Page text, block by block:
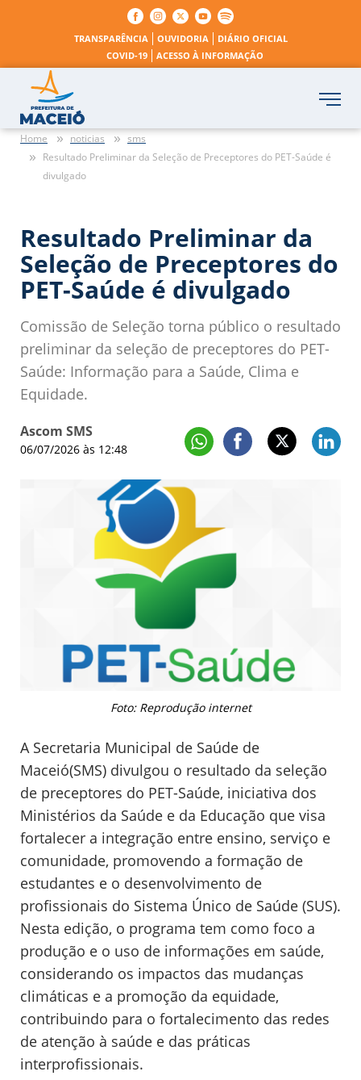
TRANSPARÊNCIA OUVIDORIA
DIÁRIO OFICIAL
COVID-19
ACESSO À INFORMAÇÃO
Home noticias
sms
Resultado Preliminar da Seleção de Preceptores do PET-Saúde é
divulgado
Resultado Preliminar da
Seleção de Preceptores do
PET-Saúde é divulgado
Comissão de Seleção torna público o resultado
preliminar da seleção de preceptores do PET-
Saúde: Informação para a Saúde, Clima e
Equidade.
Ascom SMS
06/07/2026 às 12:48
Foto: Reprodução internet
A Secretaria Municipal de Saúde de
Maceió(SMS) divulgou o resultado da seleção
de preceptores do PET-Saúde, iniciativa dos
Ministérios da Saúde e da Educação que visa
fortalecer a integração entre ensino, serviço e
comunidade, promovendo a formação de
estudantes e o desenvolvimento de
profissionais do Sistema Único de Saúde (SUS).
Nesta edição, o programa tem como foco a
produção e o uso de informações em saúde,
considerando os impactos das mudanças
climáticas e a promoção da equidade,
contribuindo para o fortalecimento das redes
de atenção à saúde e das práticas
interprofissionais.